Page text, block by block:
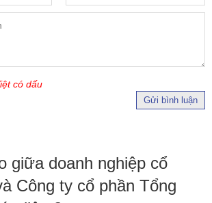
có dấu
Gửi bình luận
giữa doanh nghiệp cổ
Công ty cổ phần Tổng